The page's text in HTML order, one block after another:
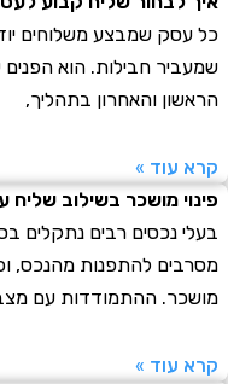
שמבצע משלוחים יודע
חבילות. הוא הפנים של
והאחרון בתהליך,
»
מושכר בשילוב שליח עד
נכסים רבים נתקלים
להתפנות מהנכס, וכאן
ההתמודדות עם מצב
»